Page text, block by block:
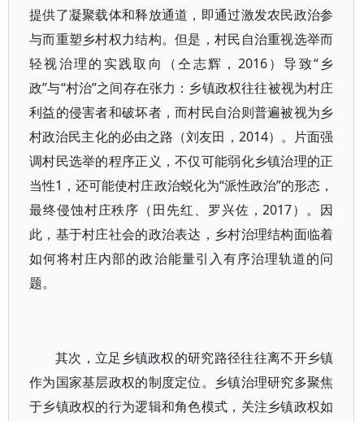
提供了凝聚载体和释放通道，即通过激发农民政治参
与而重塑乡村权力结构。但是，村民自治重视选举而
轻视治理的实践取向（仝志辉，2016）导致“乡
政”与“村治”之间存在张力：乡镇政权往往被视为村庄
利益的侵害者和破坏者，而村民自治则普遍被视为乡
村政治民主化的必由之路（刘友田，2014）。片面强
调村民选举的程序正义，不仅可能弱化乡镇治理的正
当性1，还可能使村庄政治蜕化为“派性政治”的形态，
最终侵蚀村庄秩序（田先红、罗兴佐，2017）。因
此，基于村庄社会的政治表达，乡村治理结构面临着
如何将村庄内部的政治能量引入有序治理轨道的问
题。
其次，立足乡镇政权的研究路径往往离不开乡镇
作为国家基层政权的制度定位。乡镇治理研究多聚焦
于乡镇政权的行为逻辑和角色模式，关注乡镇政权如